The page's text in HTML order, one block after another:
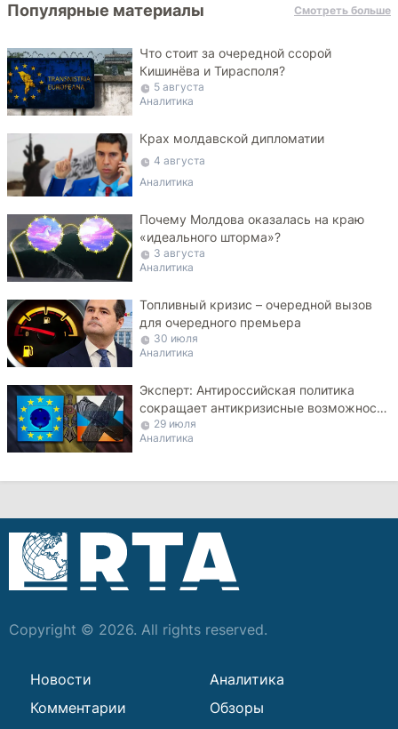
Популярные материалы Смотреть больше
Что стоит за очередной ссорой
Кишинёва и Тирасполя?
5 августа
Аналитика
Крах молдавской дипломатии
4 августа
Аналитика
Почему Молдова оказалась на краю
«идеального шторма»?
3 августа
Аналитика
Топливный кризис – очередной вызов
для очередного премьера
30 июля
Аналитика
Эксперт: Антироссийская политика
сокращает антикризисные возможности
Молдовы
29 июля
Аналитика
Copyright © 2026. All rights reserved.
Новости
Аналитика
Комментарии
Обзоры